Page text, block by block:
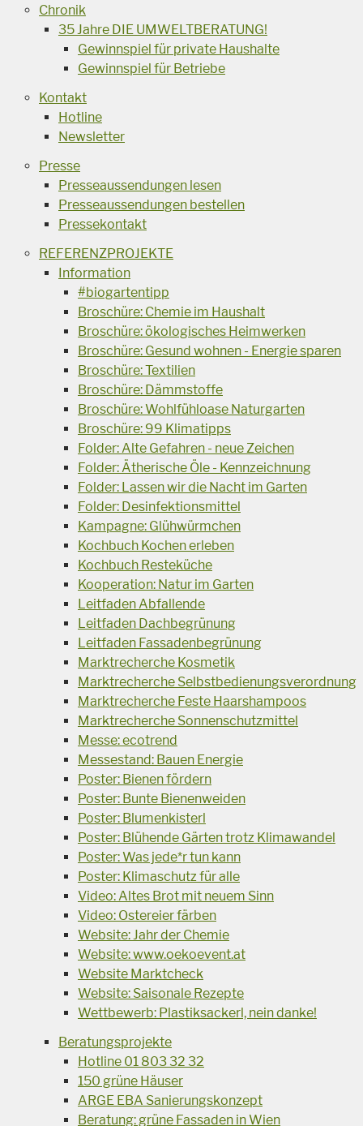
Chronik
35 Jahre DIE UMWELTBERATUNG!
Gewinnspiel für private Haushalte
Gewinnspiel für Betriebe
Kontakt
Hotline
Newsletter
Presse
Presseaussendungen lesen
Presseaussendungen bestellen
Pressekontakt
REFERENZPROJEKTE
Information
#biogartentipp
Broschüre: Chemie im Haushalt
Broschüre: ökologisches Heimwerken
Broschüre: Gesund wohnen - Energie sparen
Broschüre: Textilien
Broschüre: Dämmstoffe
Broschüre: Wohlfühloase Naturgarten
Broschüre: 99 Klimatipps
Folder: Alte Gefahren - neue Zeichen
Folder: Ätherische Öle - Kennzeichnung
Folder: Lassen wir die Nacht im Garten
Folder: Desinfektionsmittel
Kampagne: Glühwürmchen
Kochbuch Kochen erleben
Kochbuch Resteküche
Kooperation: Natur im Garten
Leitfaden Abfallende
Leitfaden Dachbegrünung
Leitfaden Fassadenbegrünung
Marktrecherche Kosmetik
Marktrecherche Selbstbedienungsverordnung
Marktrecherche Feste Haarshampoos
Marktrecherche Sonnenschutzmittel
Messe: ecotrend
Messestand: Bauen Energie
Poster: Bienen fördern
Poster: Bunte Bienenweiden
Poster: Blumenkisterl
Poster: Blühende Gärten trotz Klimawandel
Poster: Was jede*r tun kann
Poster: Klimaschutz für alle
Video: Altes Brot mit neuem Sinn
Video: Ostereier färben
Website: Jahr der Chemie
Website: www.oekoevent.at
Website Marktcheck
Website: Saisonale Rezepte
Wettbewerb: Plastiksackerl, nein danke!
Beratungsprojekte
Hotline 01 803 32 32
150 grüne Häuser
ARGE EBA Sanierungskonzept
Beratung: grüne Fassaden in Wien